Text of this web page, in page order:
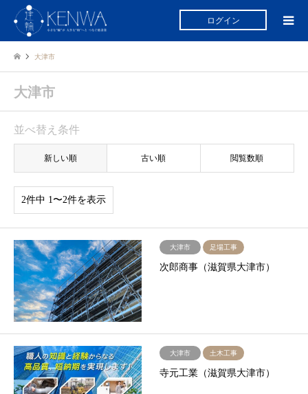
ログイン
大津市
大津市
並べ替え条件
新しい順 古い順 閲覧数順
2件中 1〜2件を表示
大津市 足場工事
次郎商事（滋賀県大津市）
大津市 土木工事
寺元工業（滋賀県大津市）